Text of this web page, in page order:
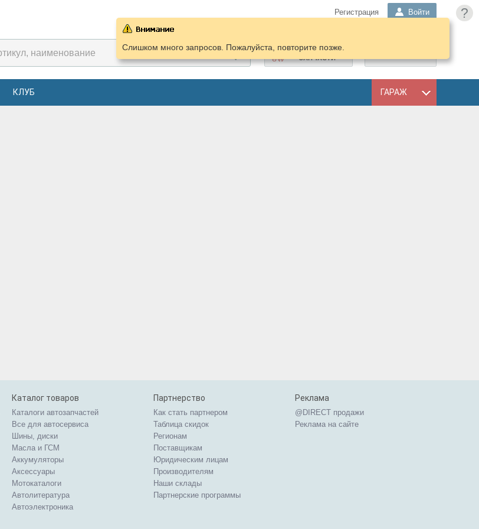
?
Регистрация Войти
ПОДОБРАТЬ
ЗАПЧАСТИ
КЛУБ ГАРАЖ
Слишком много запросов. Пожалуйста, повторите позже.
Каталог товаров
Каталоги автозапчастей
Все для автосервиса
Шины, диски
Масла и ГСМ
Аккумуляторы
Аксессуары
Мотокаталоги
Автолитература
Автоэлектроника
Партнерство
Как стать партнером
Таблица скидок
Регионам
Поставщикам
Юридическим лицам
Производителям
Наши склады
Партнерские программы
Реклама
@DIRECT продажи
Реклама на сайте